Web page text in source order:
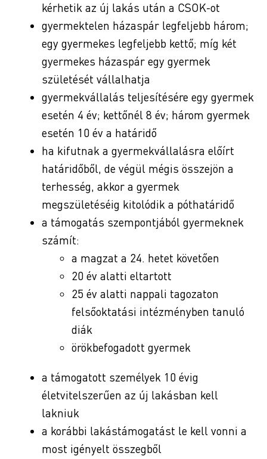
kérhetik az új lakás után a CSOK-ot
gyermektelen házaspár legfeljebb három;
egy gyermekes legfeljebb kettő; míg két
gyermekes házaspár egy gyermek
születését vállalhatja
gyermekvállalás teljesítésére egy gyermek
esetén 4 év; kettőnél 8 év; három gyermek
esetén 10 év a határidő
ha kifutnak a gyermekvállalásra előírt
határidőből, de végül mégis összejön a
terhesség, akkor a gyermek
megszületéséig kitolódik a póthatáridő
a támogatás szempontjából gyermeknek
számít:
a magzat a 24. hetet követően
20 év alatti eltartott
25 év alatti nappali tagozaton
felsőoktatási intézményben tanuló
diák
örökbefogadott gyermek
a támogatott személyek 10 évig
életvitelszerűen az új lakásban kell
lakniuk
a korábbi lakástámogatást le kell vonni a
most igényelt összegből